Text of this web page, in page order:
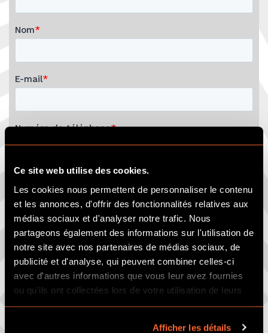
Ce site web utilise des cookies.
Les cookies nous permettent de personnaliser le contenu
et les annonces, d'offrir des fonctionnalités relatives aux
médias sociaux et d'analyser notre trafic. Nous
partageons également des informations sur l'utilisation de
notre site avec nos partenaires de médias sociaux, de
publicité et d'analyse, qui peuvent combiner celles-ci
avec d'autres informations que vous leur avez fournies
ou qu'ils ont collectées lors de votre utilisation de leurs
services.
Afficher les détails